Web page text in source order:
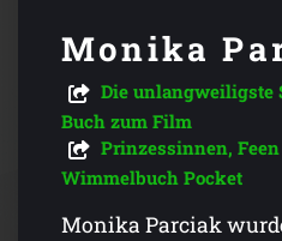
Monika
Die unlangweiligste
Buch zum Film
Prinzessinnen,
Wimmelbuch Pocket
Monika Parciak